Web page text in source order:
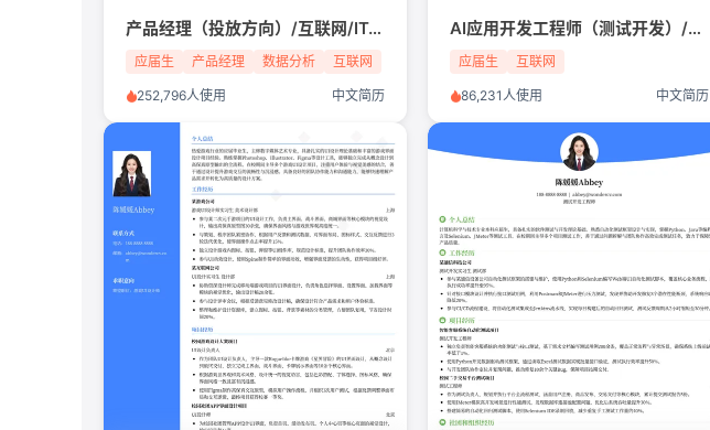
产品经理（投放方向）/互联网/IT/应届生简历模板
应届生 产品经理 数据分析 互联网
252,796人使用 中文简历
AI应用开发工程师（测试开发）/互联网/IT/应届生简历模板
应届生 互联网
86,231人使用 中文简历